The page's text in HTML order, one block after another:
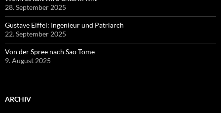
28. September 2025
Gustave Eiffel: Ingenieur und Patriarch
22. September 2025
Von der Spree nach Sao Tome
9. August 2025
ARCHIV